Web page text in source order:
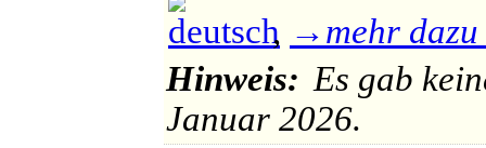
, →mehr
Hinweis: Es gab
Januar 2026.